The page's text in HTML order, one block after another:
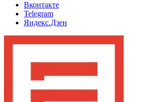
Вконтакте
Telegram
Яндекс.Дзен